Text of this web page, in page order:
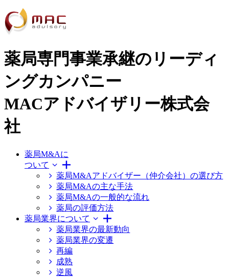
薬局専門事業承継のリーディ
ングカンパニー
MACアドバイザリー株式会
社
薬局M&Aに
ついて
薬局M&Aアドバイザー（仲介会社）の選び方
薬局M&Aの主な手法
薬局M&Aの一般的な流れ
薬局の評価方法
薬局業界について
薬局業界の最新動向
薬局業界の変遷
再編
成熟
逆風